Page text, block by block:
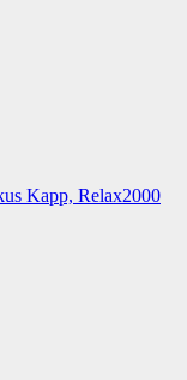
Kapp, Relax2000